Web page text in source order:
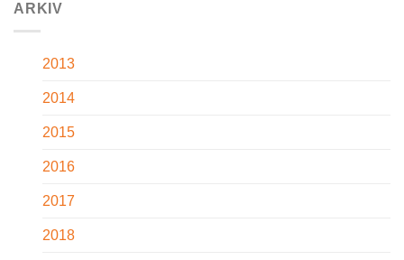
ARKIV
2013
2014
2015
2016
2017
2018